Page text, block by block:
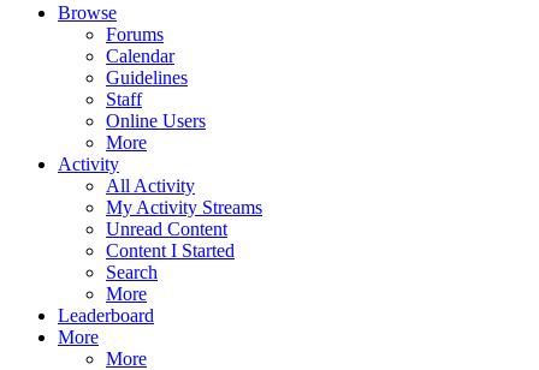
Browse
Forums
Calendar
Guidelines
Staff
Online Users
More
Activity
All Activity
My Activity Streams
Unread Content
Content I Started
Search
More
Leaderboard
More
More